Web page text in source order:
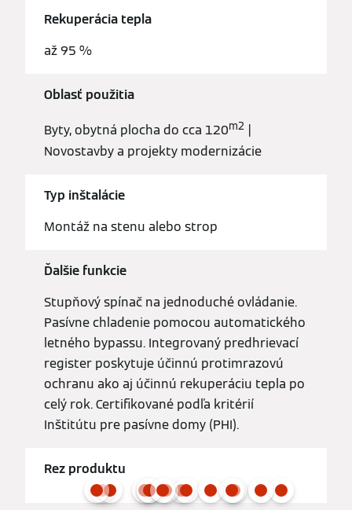
Rekuperácia tepla
až 95 %
Oblasť použitia
Byty, obytná plocha do cca 120m2
Novostavby a projekty modernizácie
Typ inštalácie
Montáž na stenu alebo strop
Ďalšie funkcie
Stupňový spínač na jednoduché ovládanie.
Pasívne chladenie pomocou automatického
letného bypassu. Integrovaný predhrievací
register poskytuje účinnú protimrazovú
ochranu ako aj účinnú rekuperáciu tepla po
celý rok. Certifikované podľa kritérií
Inštitútu pre pasívne domy (PHI).
Rez produktu